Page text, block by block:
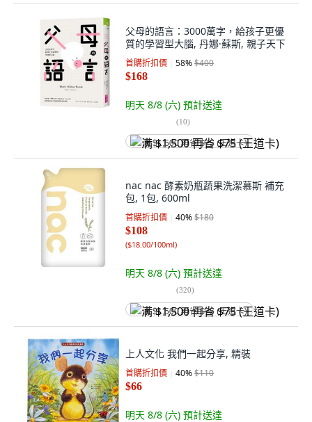
父母的語言：3000萬字，給孩子更優
質的學習型大腦, 丹娜·蘇斯, 親子天下
首購折扣價 58%$400
$168
明天 8/8 (六) 預計送達
(10)
满 $1,500 再省 $75 (王道卡)
nac nac 酵素奶瓶蔬果洗潔慕斯 補充
包, 1包, 600ml
首購折扣價 40%$180
$108
($18.00/100ml)
明天 8/8 (六) 預計送達
(320)
满 $1,500 再省 $75 (王道卡)
上人文化 我們一起分享, 精裝
首購折扣價 40%$110
$66
明天 8/8 (六) 預計送達